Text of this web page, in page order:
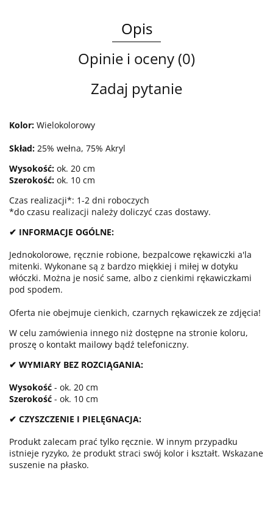
Opis
Opinie i oceny (0)
Zadaj pytanie
Kolor: Wielokolorowy
Skład: 25% wełna, 75% Akryl
Wysokość: ok. 20 cm
Szerokość: ok. 10 cm
Czas realizacji*: 1-2 dni roboczych
*do czasu realizacji należy doliczyć czas dostawy.
✔ INFORMACJE OGÓLNE:
Jednokolorowe, ręcznie robione, bezpalcowe rękawiczki a'la
mitenki. Wykonane są z bardzo miękkiej i miłej w dotyku
włóczki. Można je nosić same, albo z cienkimi rękawiczkami
pod spodem.
Oferta nie obejmuje cienkich, czarnych rękawiczek ze zdjęcia!
W celu zamówienia innego niż dostępne na stronie koloru,
proszę o kontakt mailowy bądź telefoniczny.
✔ WYMIARY BEZ ROZCIĄGANIA:
Wysokość - ok. 20 cm
Szerokość - ok. 10 cm
✔ CZYSZCZENIE I PIELĘGNACJA:
Produkt zalecam prać tylko ręcznie. W innym przypadku
istnieje ryzyko, że produkt straci swój kolor i kształt. Wskazane
suszenie na płasko.